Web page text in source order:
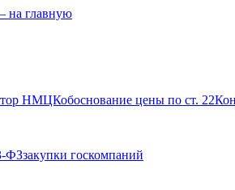
НМЦКобоснование цены по ст. 22
ФЗзакупки госкомпаний